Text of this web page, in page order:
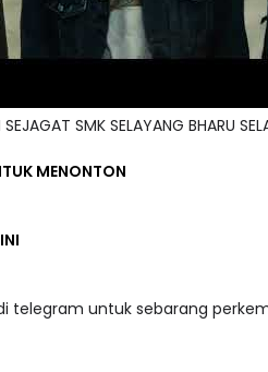
SMK SELAYANG BHARU
MENONTON
telegram untuk sebarang